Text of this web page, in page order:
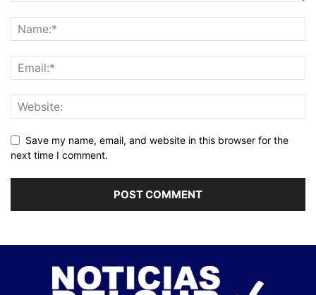
Save my name, email, and website in this browser for the
next time I comment.